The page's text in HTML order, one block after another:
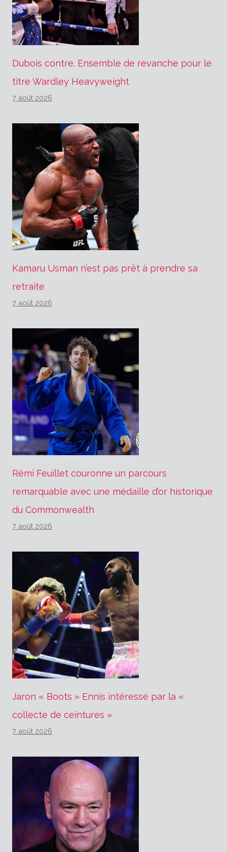
Dubois contre. Ensemble de revanche pour le
titre Wardley Heavyweight
7 août 2026
Kamaru Usman n’est pas prêt à prendre sa
retraite
7 août 2026
Rémi Feuillet couronne un parcours
remarquable avec une médaille d’or historique
du Commonwealth
7 août 2026
Jaron « Boots » Ennis intéressé par la «
collecte de ceintures »
7 août 2026